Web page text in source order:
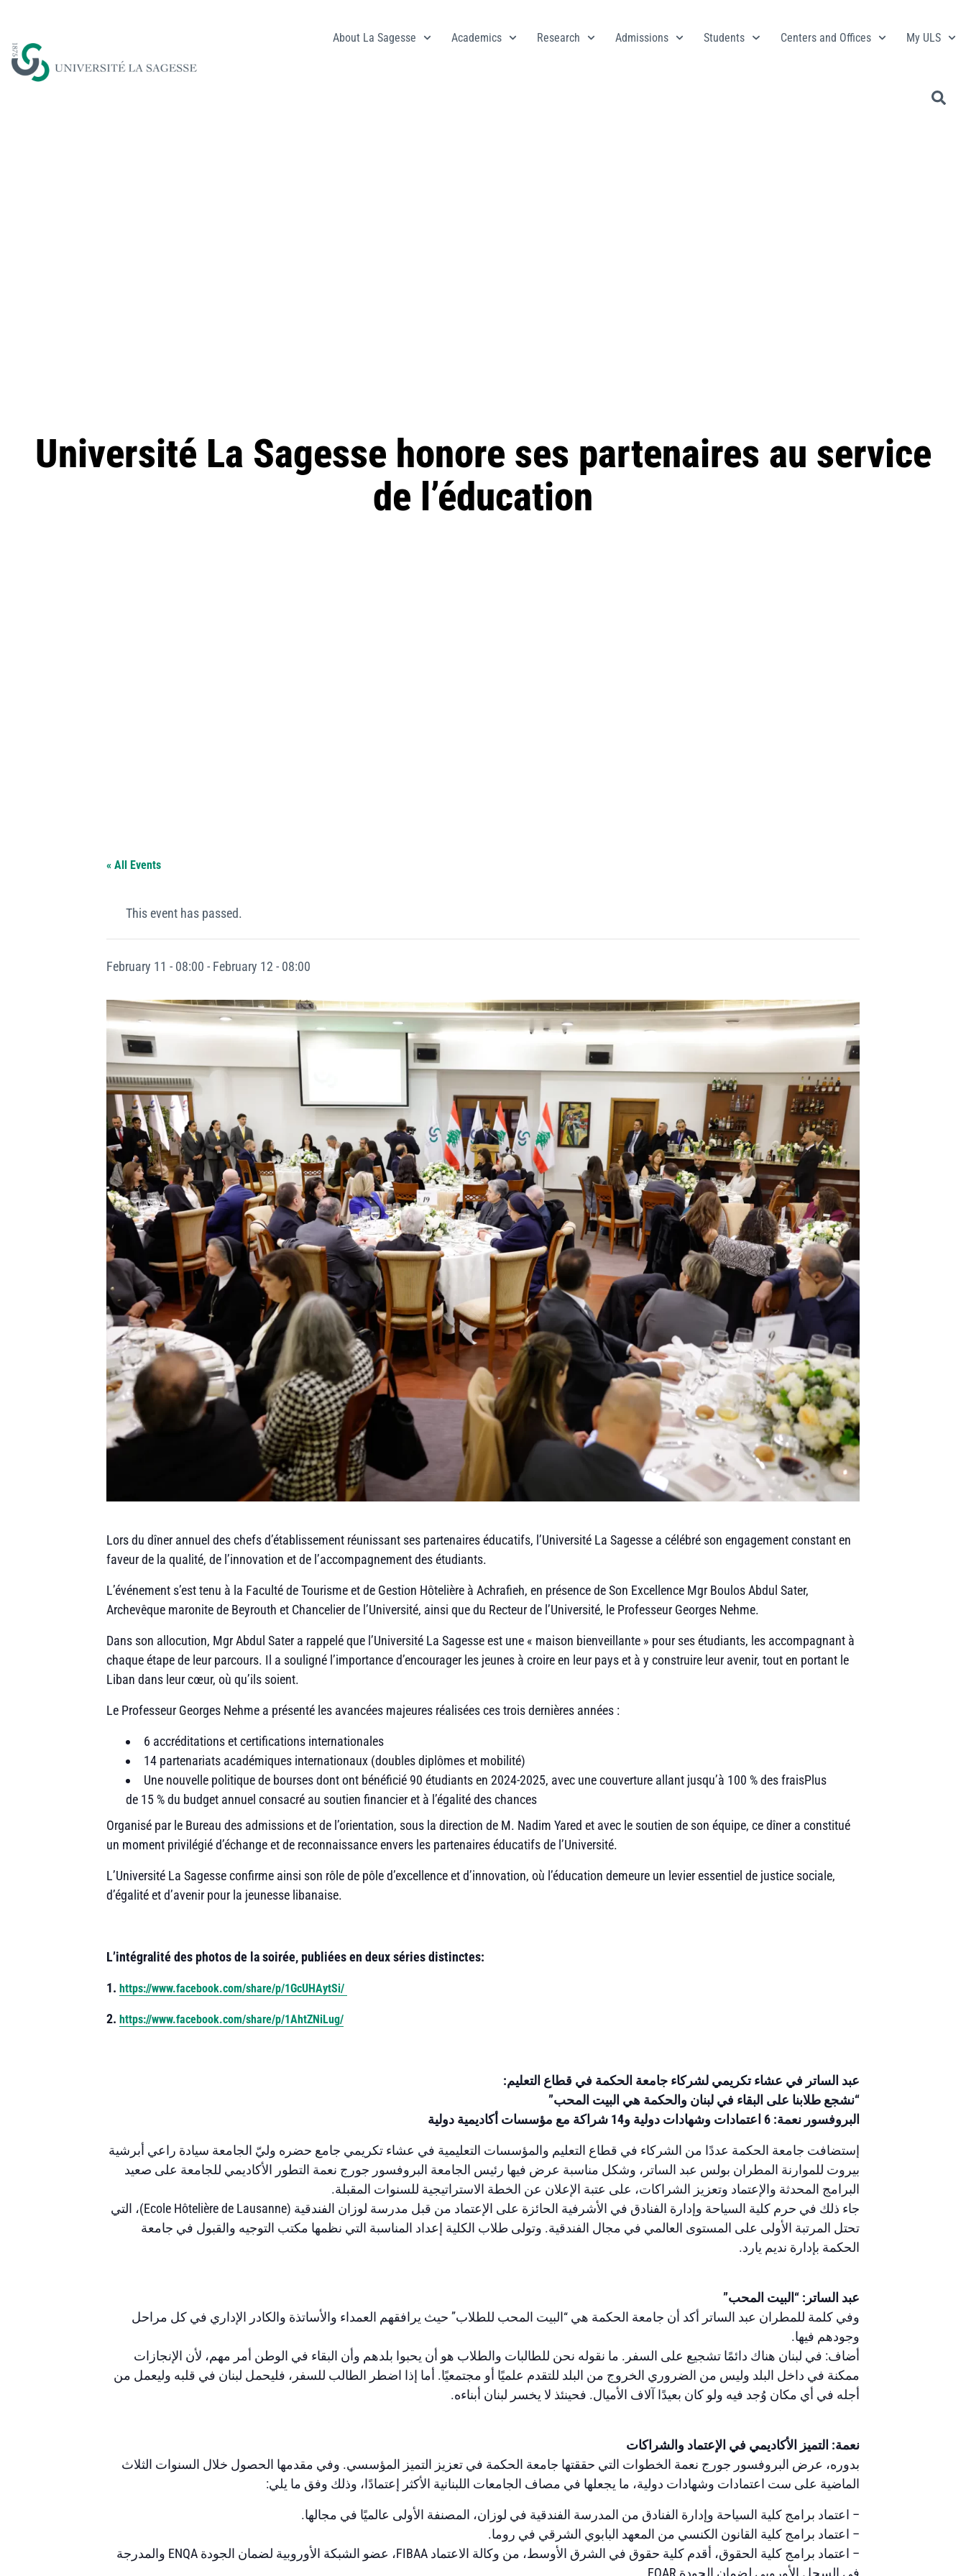
About La Sagesse Academics Research Admissions Students Centers and Offices My ULS
Université La Sagesse honore ses partenaires au service
de l’éducation
« All Events
This event has passed.
February 11 - 08:00 - February 12 - 08:00
Lors du dîner annuel des chefs d’établissement réunissant ses partenaires éducatifs, l’Université La Sagesse a célébré son engagement constant en
faveur de la qualité, de l’innovation et de l’accompagnement des étudiants.
L’événement s’est tenu à la Faculté de Tourisme et de Gestion Hôtelière à Achrafieh, en présence de Son Excellence Mgr Boulos Abdul Sater,
Archevêque maronite de Beyrouth et Chancelier de l’Université, ainsi que du Recteur de l’Université, le Professeur Georges Nehme.
Dans son allocution, Mgr Abdul Sater a rappelé que l’Université La Sagesse est une « maison bienveillante » pour ses étudiants, les accompagnant à
chaque étape de leur parcours. Il a souligné l’importance d’encourager les jeunes à croire en leur pays et à y construire leur avenir, tout en portant le
Liban dans leur cœur, où qu’ils soient.
Le Professeur Georges Nehme a présenté les avancées majeures réalisées ces trois dernières années :
6 accréditations et certifications internationales
14 partenariats académiques internationaux (doubles diplômes et mobilité)
Une nouvelle politique de bourses dont ont bénéficié 90 étudiants en 2024-2025, avec une couverture allant jusqu’à 100 % des fraisPlus
de 15 % du budget annuel consacré au soutien financier et à l’égalité des chances
Organisé par le Bureau des admissions et de l’orientation, sous la direction de M. Nadim Yared et avec le soutien de son équipe, ce dîner a constitué
un moment privilégié d’échange et de reconnaissance envers les partenaires éducatifs de l’Université.
L’Université La Sagesse confirme ainsi son rôle de pôle d’excellence et d’innovation, où l’éducation demeure un levier essentiel de justice sociale,
d’égalité et d’avenir pour la jeunesse libanaise.
L’intégralité des photos de la soirée, publiées en deux séries distinctes:
1. https://www.facebook.com/share/p/1GcUHAytSi/
2. https://www.facebook.com/share/p/1AhtZNiLug/
عبد الساتر في عشاء تكريمي لشركاء جامعة الحكمة في قطاع التعليم:
“نشجع طلابنا على البقاء في لبنان والحكمة هي البيت المحب”
البروفسور نعمة: 6 اعتمادات وشهادات دولية و14 شراكة مع مؤسسات أكاديمية دولية
إستضافت جامعة الحكمة عددًا من الشركاء في قطاع التعليم والمؤسسات التعليمية في عشاء تكريمي جامع حضره وليّ الجامعة سيادة راعي أبرشية
بيروت للموارنة المطران بولس عبد الساتر، وشكل مناسبة عرض فيها رئيس الجامعة البروفسور جورج نعمة التطور الأكاديمي للجامعة على صعيد
البرامج المحدثة والإعتماد وتعزيز الشراكات، على عتبة الإعلان عن الخطة الاستراتيجية للسنوات المقبلة.
جاء ذلك في حرم كلية السياحة وإدارة الفنادق في الأشرفية الحائزة على الإعتماد من قبل مدرسة لوزان الفندقية (Ecole Hôtelière de Lausanne)، التي
تحتل المرتبة الأولى على المستوى العالمي في مجال الفندقية. وتولى طلاب الكلية إعداد المناسبة التي نظمها مكتب التوجيه والقبول في جامعة
الحكمة بإدارة نديم يارد.
عبد الساتر: “البيت المحب”
وفي كلمة للمطران عبد الساتر أكد أن جامعة الحكمة هي “البيت المحب للطلاب” حيث يرافقهم العمداء والأساتذة والكادر الإداري في كل مراحل
وجودهم فيها.
أضاف: في لبنان هناك دائمًا تشجيع على السفر. ما نقوله نحن للطالبات والطلاب هو أن يحبوا بلدهم وأن البقاء في الوطن أمر مهم، لأن الإنجازات
ممكنة في داخل البلد وليس من الضروري الخروج من البلد للتقدم علميًا أو مجتمعيًا. أما إذا اضطر الطالب للسفر، فليحمل لبنان في قلبه وليعمل من
أجله في أي مكان وُجد فيه ولو كان بعيدًا آلاف الأميال. فحينئذ لا يخسر لبنان أبناءه.
نعمة: التميز الأكاديمي في الإعتماد والشراكات
بدوره، عرض البروفسور جورج نعمة الخطوات التي حققتها جامعة الحكمة في تعزيز التميز المؤسسي. وفي مقدمها الحصول خلال السنوات الثلاث
الماضية على ست اعتمادات وشهادات دولية، ما يجعلها في مصاف الجامعات اللبنانية الأكثر إعتمادًا، وذلك وفق ما يلي:
– اعتماد برامج كلية السياحة وإدارة الفنادق من المدرسة الفندقية في لوزان، المصنفة الأولى عالميًا في مجالها.
– اعتماد برامج كلية القانون الكنسي من المعهد البابوي الشرقي في روما.
– اعتماد برامج كلية الحقوق، أقدم كلية حقوق في الشرق الأوسط، من وكالة الاعتماد FIBAA، عضو الشبكة الأوروبية لضمان الجودة ENQA والمدرجة
في السجل الأوروبي لضمان الجودة EQAR